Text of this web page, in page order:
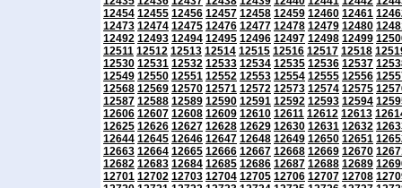
12454 12455 12456 12457 12458 12459 12460 12461
12473 12474 12475 12476 12477 12478 12479 12480
12492 12493 12494 12495 12496 12497 12498 12499
12511 12512 12513 12514 12515 12516 12517 12518
12530 12531 12532 12533 12534 12535 12536 12537
12549 12550 12551 12552 12553 12554 12555 12556
12568 12569 12570 12571 12572 12573 12574 12575
12587 12588 12589 12590 12591 12592 12593 12594
12606 12607 12608 12609 12610 12611 12612 12613
12625 12626 12627 12628 12629 12630 12631 12632
12644 12645 12646 12647 12648 12649 12650 12651
12663 12664 12665 12666 12667 12668 12669 12670
12682 12683 12684 12685 12686 12687 12688 12689
12701 12702 12703 12704 12705 12706 12707 12708